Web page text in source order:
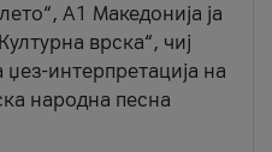
А1 Македонија ја
врска“, чиј
интерпретација на
народна песна